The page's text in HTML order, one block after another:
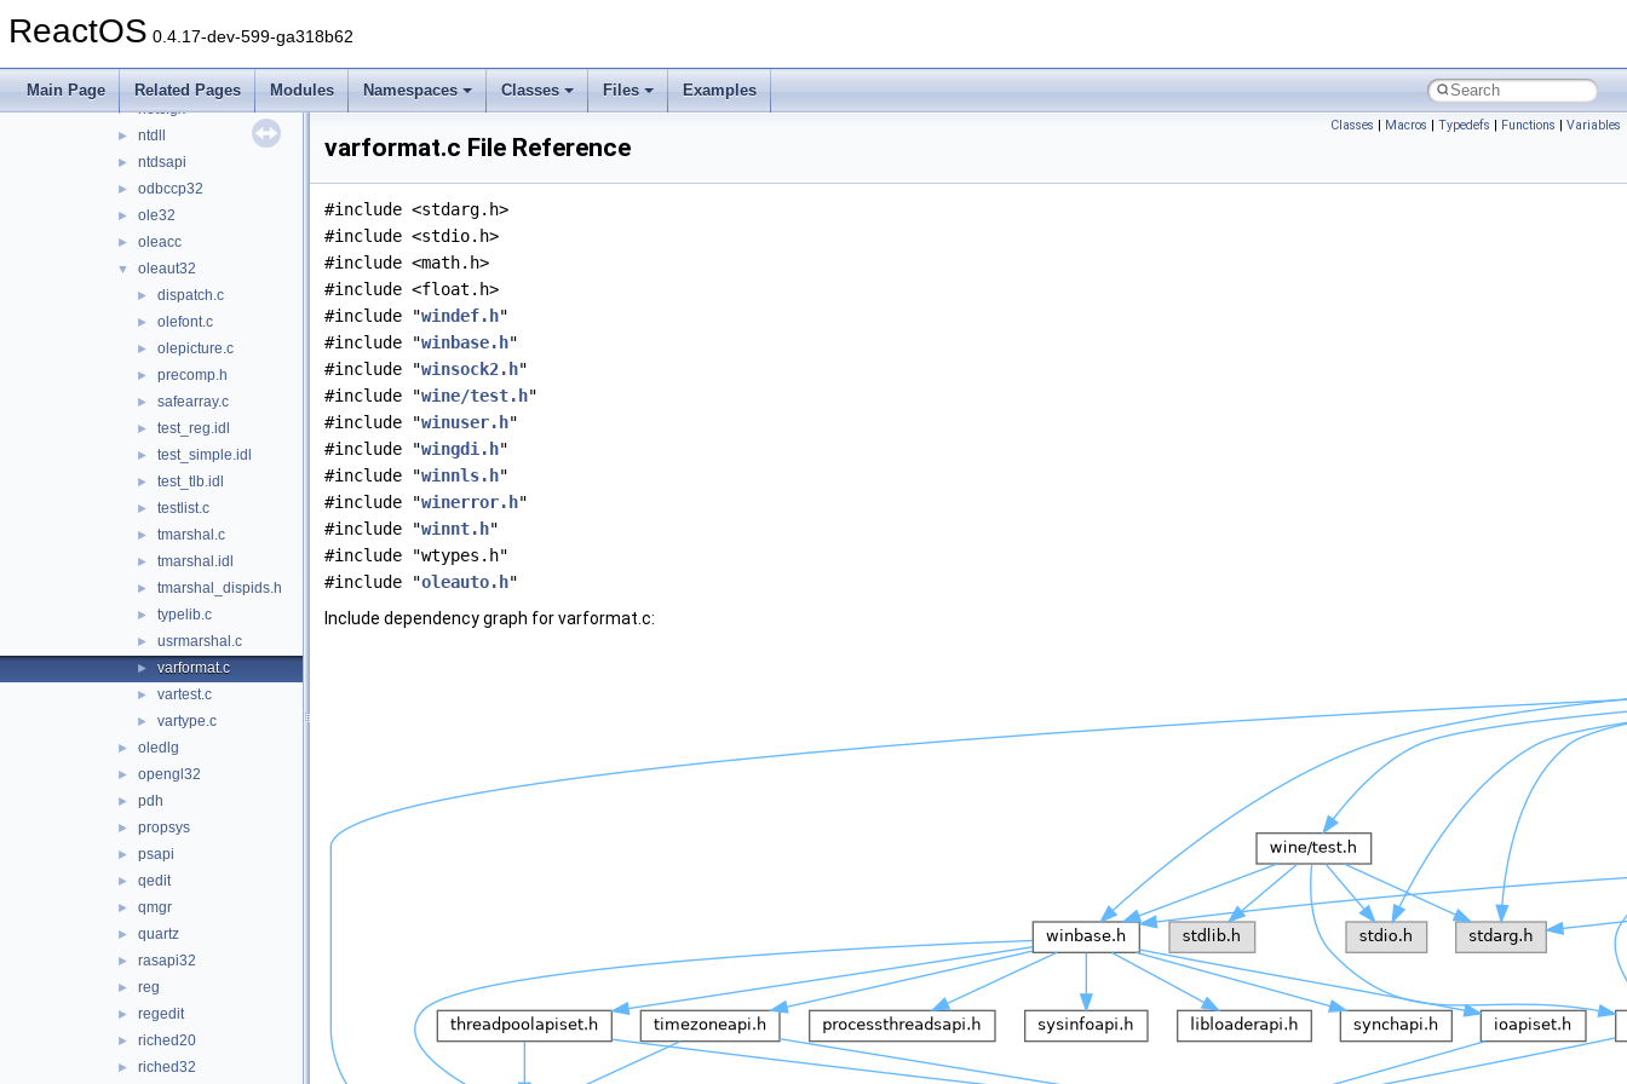
ReactOS 0.4.17-dev-599-ga318b62
Main Page Related Pages Modules Namespaces Classes Files Examples
► msxml4
netapi32
► netcfgx
► ntdll
► ntdsapi
► odbccp32
► ole32
► oleacc
▼ oleaut32
► dispatch.c
► olefont.c
► olepicture.c
► precomp.h
► safearray.c
► test_reg.idl
► test_simple.idl
► test_tlb.idl
► testlist.c
► tmarshal.c
► tmarshal.idl
► tmarshal_dispids.h
► typelib.c
► usrmarshal.c
► varformat.c
► vartest.c
► vartype.c
► oledlg
► opengl32
► pdh
► propsys
► psapi
► qedit
► qmgr
► quartz
► rasapi32
► reg
► regedit
► riched20
► riched32
Classes | Macros | Typedefs | Functions | Variables
varformat.c File Reference
#include <stdarg.h>
#include <stdio.h>
#include <math.h>
#include <float.h>
#include "windef.h"
#include "winbase.h"
#include "winsock2.h"
#include "wine/test.h"
#include "winuser.h"
#include "wingdi.h"
#include "winnls.h"
#include "winerror.h"
#include "winnt.h"
#include "wtypes.h"
#include "oleauto.h"
Include dependency graph for varformat.c: